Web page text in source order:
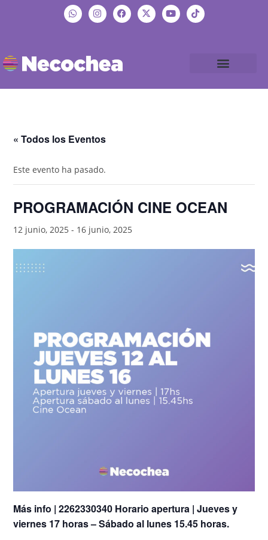
« Todos los Eventos
Este evento ha pasado.
PROGRAMACIÓN CINE OCEAN
12 junio, 2025 - 16 junio, 2025
Más info | 2262330340 Horario apertura | Jueves y
viernes 17 horas – Sábado al lunes 15.45 horas.